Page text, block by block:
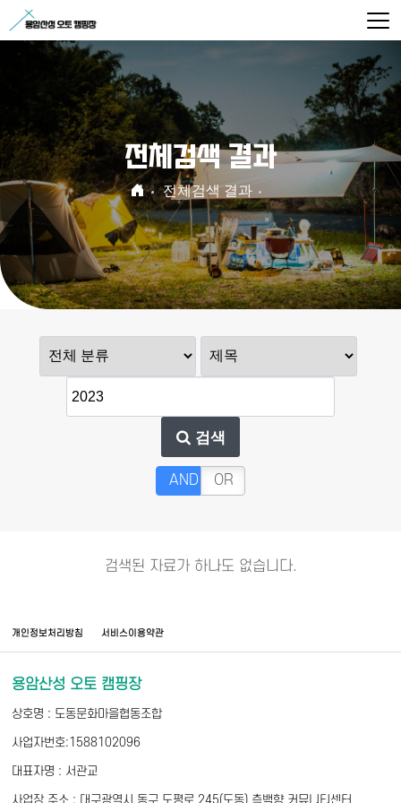
전체검색 결과
전체검색 결과
검색
AND OR
검색된 자료가 하나도 없습니다.
개인정보처리방침 서비스이용약관
용암산성 오토 캠핑장
상호명 : 도동문화마을협동조합
사업자번호:1588102096
대표자명 : 서관교
사업장 주소 : 대구광역시 동구 도평로 245(도동) 측백향 커뮤니티센터